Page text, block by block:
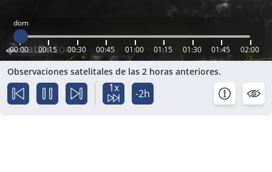
dom
00:00 00:15 00:30 00:45 01:00 01:15 01:30 01:45 02:00
Observaciones satelitales de las 2 horas anteriores.
1x -2h